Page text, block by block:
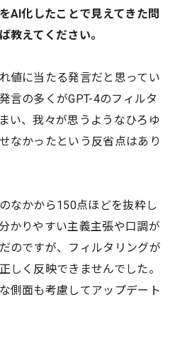
AI化したことで見えてきた問
教えてください。
値に当たる発言だと思ってい
言の多くがGPT-4のフィルタ
い、我々が思うようなひろゆ
なかったという反省点はあり
なかから150点ほどを抜粋し
かりやすい主義主張や口調が
のですが、フィルタリングが
しく反映できませんでした。
側面も考慮してアップデート